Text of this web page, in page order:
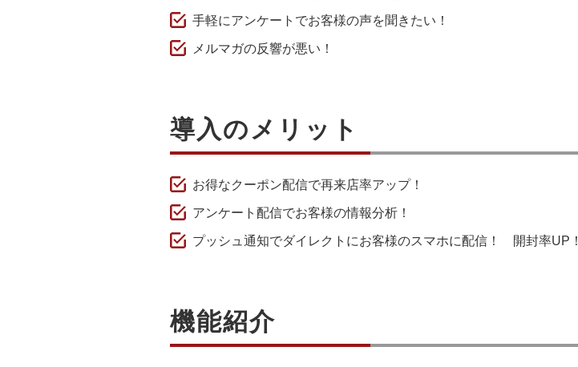
手軽にアンケートでお客様の声を聞きたい！
メルマガの反響が悪い！
導入のメリット
お得なクーポン配信で再来店率アップ！
アンケート配信でお客様の情報分析！
プッシュ通知でダイレクトにお客様のスマホに配信！ 開封率UP！
機能紹介